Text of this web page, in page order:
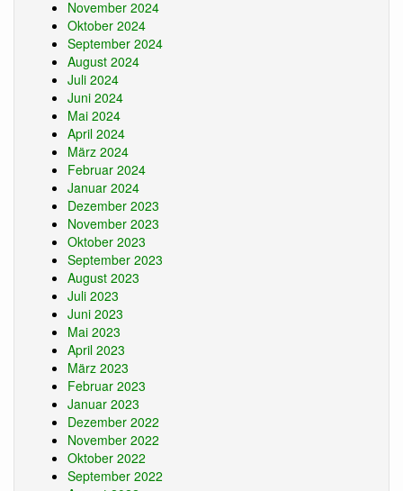
November 2024
Oktober 2024
September 2024
August 2024
Juli 2024
Juni 2024
Mai 2024
April 2024
März 2024
Februar 2024
Januar 2024
Dezember 2023
November 2023
Oktober 2023
September 2023
August 2023
Juli 2023
Juni 2023
Mai 2023
April 2023
März 2023
Februar 2023
Januar 2023
Dezember 2022
November 2022
Oktober 2022
September 2022